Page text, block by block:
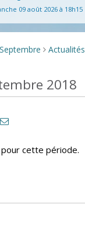
09 août 2026 à 18h15
Septembre > Actualités
2018
cette période.